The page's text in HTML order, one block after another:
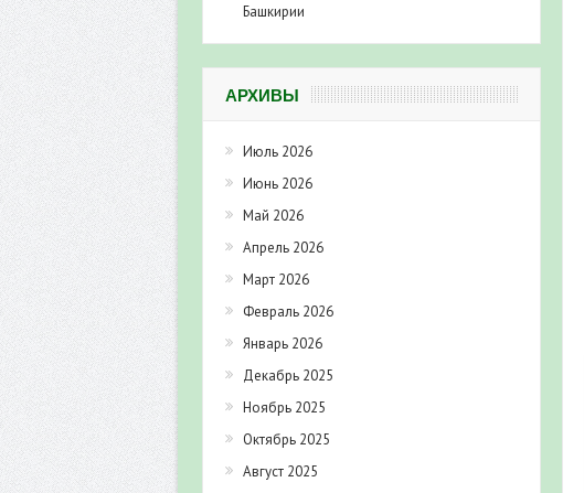
Башкирии
АРХИВЫ
Июль 2026
Июнь 2026
Май 2026
Апрель 2026
Март 2026
Февраль 2026
Январь 2026
Декабрь 2025
Ноябрь 2025
Октябрь 2025
Август 2025